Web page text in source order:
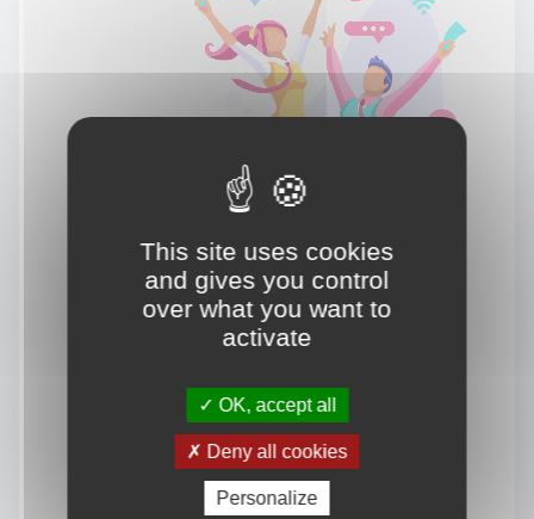
This site uses cookies
and gives you control
over what you want to
activate
OK, accept all
Deny all cookies
Personalize